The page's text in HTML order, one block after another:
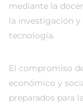
mediante la
la investigación
tecnología.
El compromiso
económico y
preparados para